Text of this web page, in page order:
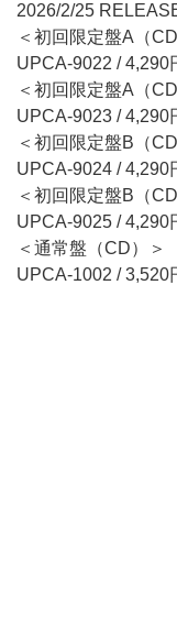
2026/2/25
＜初回限定盤A（
UPCA-9022 / 4,290
＜初回限定盤A（
UPCA-9023 / 4,290
＜初回限定盤B（
UPCA-9024 / 4,290
＜初回限定盤B（
UPCA-9025 / 4,290
＜通常盤（CD）＞
UPCA-1002 / 3,520